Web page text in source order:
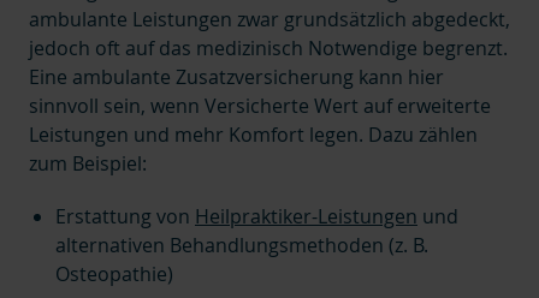
ambulante Leistungen zwar grundsätzlich abgedeckt,
jedoch oft auf das medizinisch Notwendige begrenzt.
Eine ambulante Zusatzversicherung kann hier
sinnvoll sein, wenn Versicherte Wert auf erweiterte
Leistungen und mehr Komfort legen. Dazu zählen
zum Beispiel:
Erstattung von Heilpraktiker-Leistungen und
alternativen Behandlungsmethoden (z. B.
Osteopathie)